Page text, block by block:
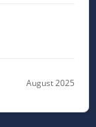
August 2025